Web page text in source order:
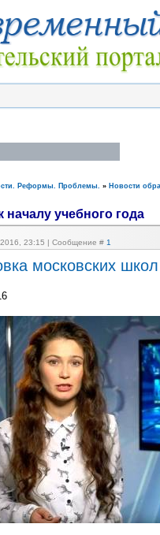
Реформы. Проблемы. » Новости
началу учебного года
23:15 | Сообщение # 1
московских